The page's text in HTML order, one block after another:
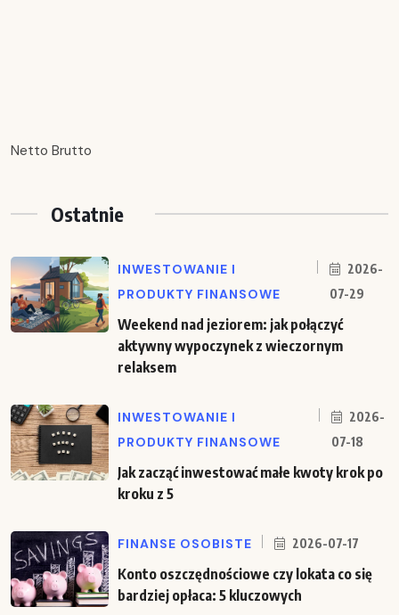
Netto Brutto
Ostatnie
INWESTOWANIE I
PRODUKTY FINANSOWE
2026-
07-29
Weekend nad jeziorem: jak połączyć
aktywny wypoczynek z wieczornym
relaksem
INWESTOWANIE I
PRODUKTY FINANSOWE
2026-
07-18
Jak zacząć inwestować małe kwoty krok po
kroku z 5
FINANSE OSOBISTE 2026-07-17
Konto oszczędnościowe czy lokata co się
bardziej opłaca: 5 kluczowych